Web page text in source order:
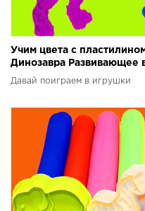
Учим цвета с
Динозавра Развивающее
Давай поиграем в игрушки